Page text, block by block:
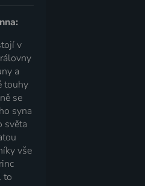
v
a
touhy
se
syna
světa
vše
to